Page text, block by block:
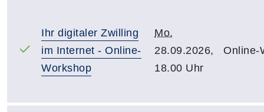
Ihr digitaler Zwilling
im Internet - Online-
Workshop
Mo.
28.09.2026,
18.00 Uhr
Online-